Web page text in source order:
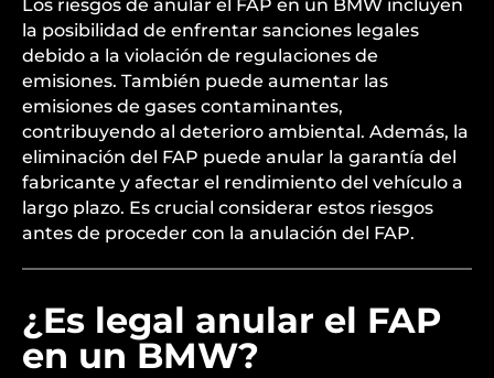
Los riesgos de anular el FAP en un BMW incluyen
la posibilidad de enfrentar sanciones legales
debido a la violación de regulaciones de
emisiones. También puede aumentar las
emisiones de gases contaminantes,
contribuyendo al deterioro ambiental. Además, la
eliminación del FAP puede anular la garantía del
fabricante y afectar el rendimiento del vehículo a
largo plazo. Es crucial considerar estos riesgos
antes de proceder con la anulación del FAP.
¿Es legal anular el FAP
en un BMW?